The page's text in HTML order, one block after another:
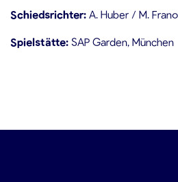
Schiedsrichter: A. Huber / M. Frano
Spielstätte: SAP Garden, München